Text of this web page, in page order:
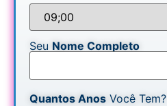
Seu Nome Completo
Quantos Anos Você Tem?